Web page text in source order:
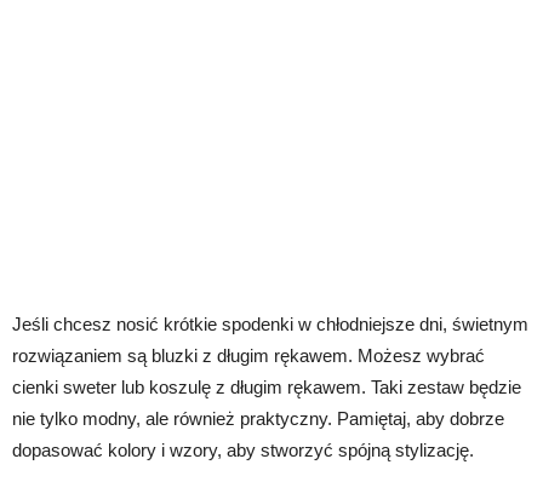
Jeśli chcesz nosić krótkie spodenki w chłodniejsze dni, świetnym
rozwiązaniem są bluzki z długim rękawem. Możesz wybrać
cienki sweter lub koszulę z długim rękawem. Taki zestaw będzie
nie tylko modny, ale również praktyczny. Pamiętaj, aby dobrze
dopasować kolory i wzory, aby stworzyć spójną stylizację.